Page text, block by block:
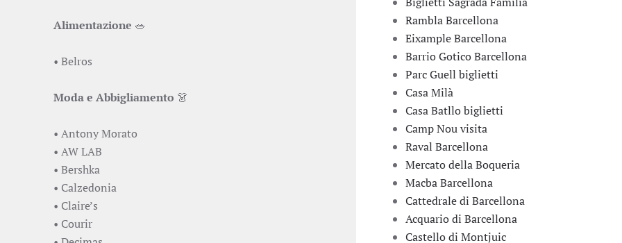
Alimentazione 🥗
• Belros
Moda e Abbigliamento 👗
• Antony Morato
• AW LAB
• Bershka
• Calzedonia
• Claire’s
• Courir
Rambla Barcellona
Eixample Barcellona
Barrio Gotico Barcellona
Parc Guell biglietti
Casa Milà
Casa Batllo biglietti
Camp Nou visita
Raval Barcellona
Mercato della Boqueria
Macba Barcellona
Cattedrale di Barcellona
Acquario di Barcellona
Castello di Montjuic